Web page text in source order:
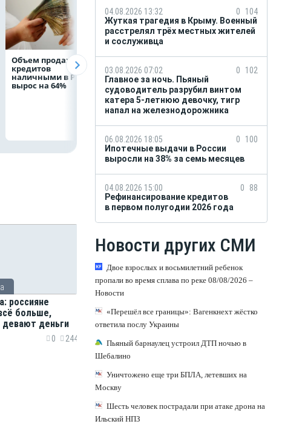
Объем продаж
кредитов
наличными в России
вырос на 64%
Рефинансирование
кредитов в первом
полугодии 2026 года
ВТБ предоставит
млрд рублей
на строительство
складских
комплексов
россияне
больше,
девают деньги
0 244
04.08.2026 13:32 0
104
Жуткая трагедия в Крыму. Военный
расстрелял трёх местных жителей
и сослуживца
03.08.2026 07:02 0
102
Главное за ночь. Пьяный
судоводитель разрубил винтом
катера 5-летнюю девочку, тигр
напал на железнодорожника
06.08.2026 18:05 0
100
Ипотечные выдачи в России
выросли на 38% за семь месяцев
04.08.2026 15:00 0
88
Рефинансирование кредитов
в первом полугодии 2026 года
Новости других СМИ
Двое взрослых и восьмилетний ребенок
пропали во время сплава по реке 08/08/2026 –
Новости
«Перешёл все границы»: Вагенкнехт жёстко
ответила послу Украины
Пьяный барнаулец устроил ДТП ночью в
Шебалино
Уничтожено еще три БПЛА, летевших на
Москву
Шесть человек пострадали при атаке дрона на
Ильский НПЗ